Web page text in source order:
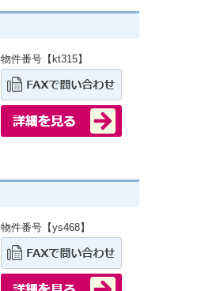
物件番号【kt315】
物件番号【ys468】